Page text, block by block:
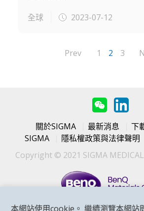
全球
2023-07-12
Prev 1 2 3
關於SIGMA 最新消息 下
SIGMA
隱私權政策與法律聲明
Copyright © 2021 SIGMA MEDICAL
本網站使用cookie。 繼續瀏覽本網站